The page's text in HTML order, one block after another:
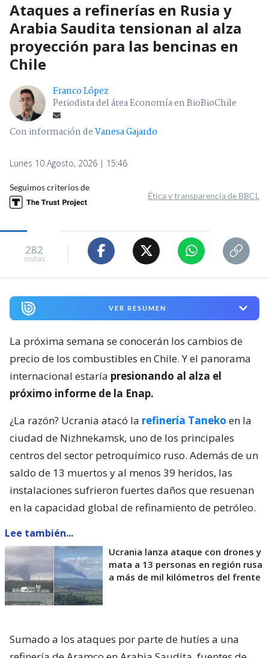
Ataques a refinerías en Rusia y
Arabia Saudita tensionan al alza
proyección para las bencinas en
Chile
Franco López
Periodista del área Economía en BioBioChile
Con información deVanesa Gajardo
Lunes 10 Agosto, 2026 | 15:46
Seguimos criterios de
Ética y transparencia de BBCL
282
visitas
VER RESUMEN
La próxima semana se conocerán los cambios de
precio de los combustibles en Chile. Y el panorama
internacional estaría presionando al alza el
próximo informe de la Enap.
¿La razón? Ucrania atacó la refinería Taneko en la
ciudad de Nizhnekamsk, uno de los principales
centros del sector petroquímico ruso. Además de un
saldo de 13 muertos y al menos 39 heridos, las
instalaciones sufrieron fuertes daños que resuenan
en la capacidad global de refinamiento de petróleo.
Lee también...
Ucrania lanza ataque con drones y
mata a 13 personas en región rusa
a más de mil kilómetros del frente
Sumado a los ataques por parte de hutíes a una